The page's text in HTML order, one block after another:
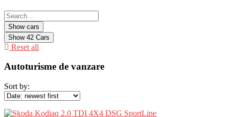
Show 42 Cars
Reset all
Autoturisme de vanzare
Sort by: